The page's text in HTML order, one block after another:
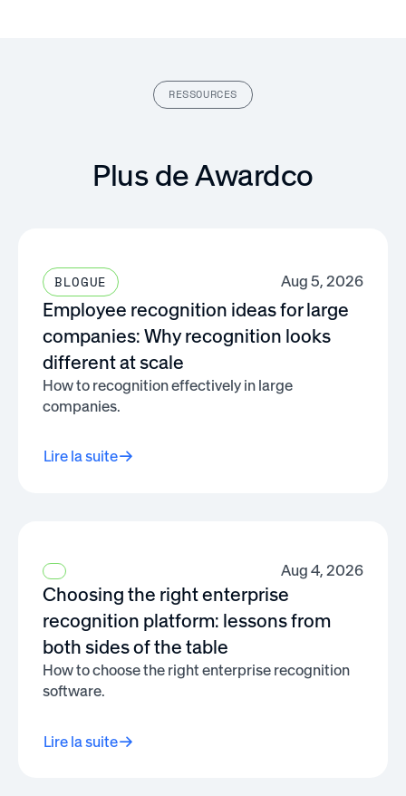
RESSOURCES
Plus de Awardco
BLOGUE Aug 5, 2026
Employee recognition ideas for large
companies: Why recognition looks
different at scale
How to recognition effectively in large
companies.
Lire la suite
Aug 4, 2026
Choosing the right enterprise
recognition platform: lessons from
both sides of the table
How to choose the right enterprise recognition
software.
Lire la suite